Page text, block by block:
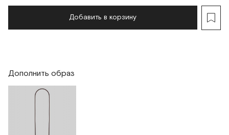
Длина изделия
Добавить в корзину
Дополнить образ